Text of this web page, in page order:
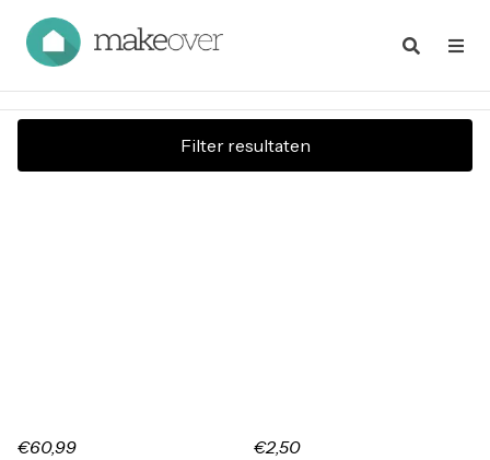
Filter resultaten
€60,99 €2,50